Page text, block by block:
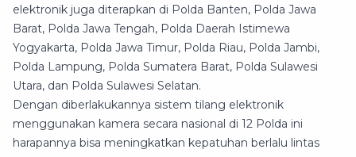
elektronik juga diterapkan di Polda Banten, Polda Jawa
Barat, Polda Jawa Tengah, Polda Daerah Istimewa
Yogyakarta, Polda Jawa Timur, Polda Riau, Polda Jambi,
Polda Lampung, Polda Sumatera Barat, Polda Sulawesi
Utara, dan Polda Sulawesi Selatan.
Dengan diberlakukannya sistem tilang elektronik
menggunakan kamera secara nasional di 12 Polda ini
harapannya bisa meningkatkan kepatuhan berlalu lintas